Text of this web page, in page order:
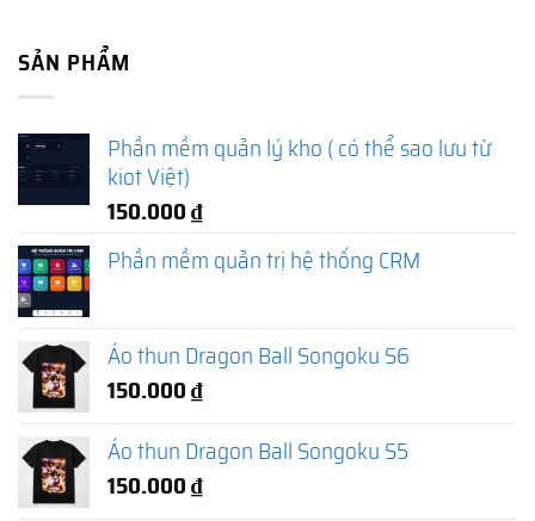
SẢN PHẨM
Phần mềm quản lý kho ( có thể sao lưu từ
kiot Việt)
150.000₫
Phần mềm quản trị hệ thống CRM
Áo thun Dragon Ball Songoku S6
150.000₫
Áo thun Dragon Ball Songoku S5
150.000₫